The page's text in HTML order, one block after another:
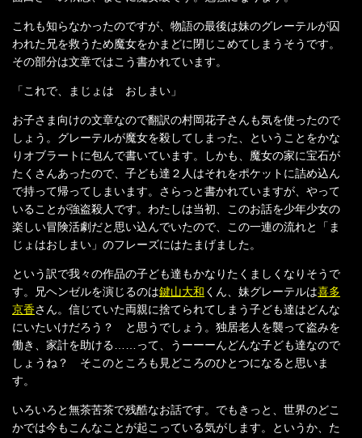
これも知らなかったのですが、物語の最後は妹のグレーテルが囚
われた兄を救うため魔女をかまどに閉じこめてしまうそうです。
その部分は文章ではこう書かれています。
「これで、まじょは おしまい」
お子さま向けの文章なので翻訳の村岡花子さんも気を使ったので
しょう。グレーテルが魔女を殺してしまった、ということをかな
りオブラートに包んで書いています。しかも、魔女の家に宝石が
たくさんあったので、子ども達２人はそれをポケットに詰め込ん
で持って帰ってしまいます。さらっと書かれていますが、やって
いることが強盗殺人です。わたしは当初、このお話を少年少女の
楽しい冒険活劇だと思い込んでいたので、この一連の流れと「ま
じょはおしまい」のフレーズにはたまげました。
という訳で我々の作品の子ども達もかなりたくましくなりそうで
す。兄ヘンゼルを演じるのは鍵山大和 くん、妹グレーテルは喜多
京香さん。信じていた両親に捨てられてしまう子ども達はどんな
にいたいけだろう？ と思うでしょう。独居老人を襲って盗みを
働き、家計を助ける……って、うーーーんどんな子ども達なので
しょうね？ そこのところも見どころのひとつになると思いま
す。
いろいろと無茶苦茶で残酷なお話です。でもきっと、世界のどこ
かでは今もこんなことが起こっている気がします。というか、た